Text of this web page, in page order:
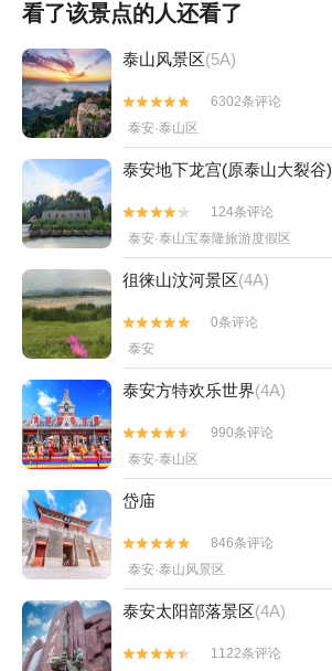
看了该景点的人还看了
泰山风景区(5A)


6302条评论
泰安·泰山区
泰安地下龙宫(原泰山大裂谷)


124条评论
泰安·泰山宝泰隆旅游度假区
徂徕山汶河景区(4A)


0条评论
泰安
泰安方特欢乐世界(4A)


990条评论
泰安·泰山区
岱庙


846条评论
泰安·泰山风景区
泰安太阳部落景区(4A)

 1122条评论